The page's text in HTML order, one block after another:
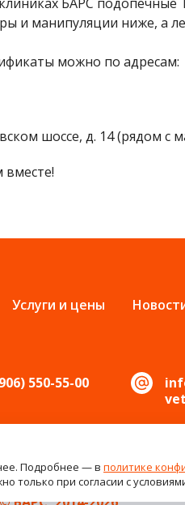
и манипуляции ниже, а
можно по адресам:
шоссе, д. 14 (рядом с
Услуги и цены
550-55-00
Подробнее — в политике
только при согласии с